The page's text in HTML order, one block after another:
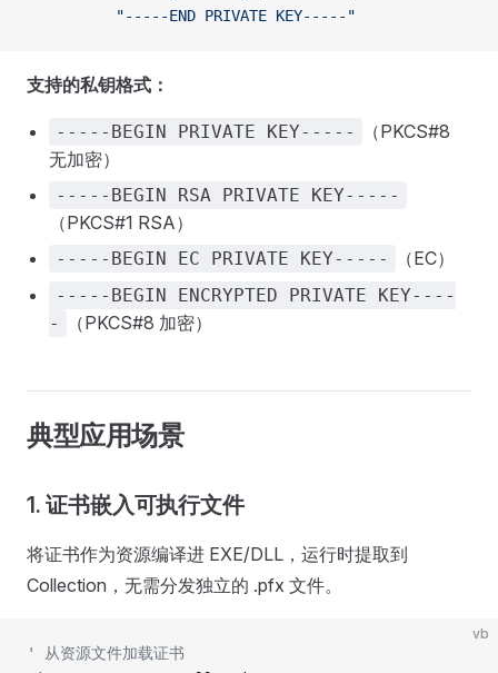
          "-----END PRIVATE KEY-----"
支持的私钥格式：
-----BEGIN PRIVATE KEY-----
（PKCS#8
无加密）
-----BEGIN RSA PRIVATE KEY-----
（PKCS#1 RSA）
-----BEGIN EC PRIVATE KEY----- （EC）
-----BEGIN ENCRYPTED PRIVATE KEY----
-
（PKCS#8 加密）
典型应用场景
1. 证书嵌入可执行文件
将证书作为资源编译进 EXE/DLL，运行时提取到
Collection，无需分发独立的 .pfx 文件。
vb
' 从资源文件加载证书